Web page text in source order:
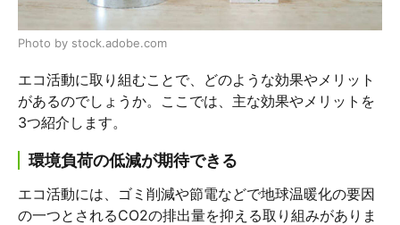
Photo by stock.adobe.com
エコ活動に取り組むことで、どのような効果やメリット
があるのでしょうか。ここでは、主な効果やメリットを
3つ紹介します。
環境負荷の低減が期待できる
エコ活動には、ゴミ削減や節電などで地球温暖化の要因
の一つとされるCO2の排出量を抑える取り組みがありま